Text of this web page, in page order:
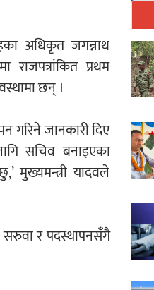
अधिकृत जगन्नाथ
प्रथम
छन् ।
गरिने जानकारी दिए
सचिव बनाइएका
मुख्यमन्त्री यादवले
सरुवा र पदस्थापनसँगै